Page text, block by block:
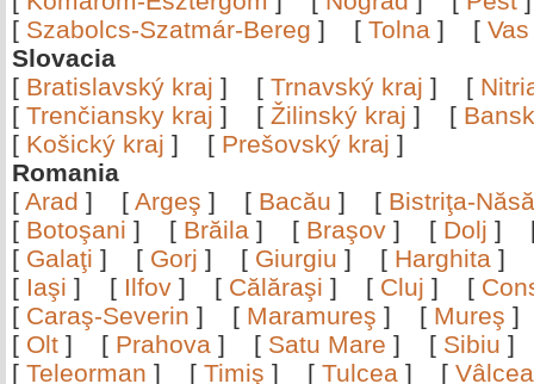
[ Szabolcs-Szatmár-Bereg ] [ Tolna ] [ Vas
Slovacia
[ Bratislavský kraj ] [ Trnavský kraj ] [
[ Trenčiansky kraj ] [ Žilinský kraj ] [
[ Košický kraj ] [ Prešovský kraj ]
Romania
[ Arad ] [ Argeş ] [ Bacău ] [ Bistriţa-
[ Botoşani ] [ Brăila ] [ Braşov ] [ Dolj ]
[ Galaţi ] [ Gorj ] [ Giurgiu ] [ Harghita ]
[ Iaşi ] [ Ilfov ] [ Călăraşi ] [ Cluj ] [
[ Caraş-Severin ] [ Maramureş ] [ Mureş
[ Olt ] [ Prahova ] [ Satu Mare ] [ Sibiu
[ Teleorman ] [ Timiş ] [ Tulcea ] [